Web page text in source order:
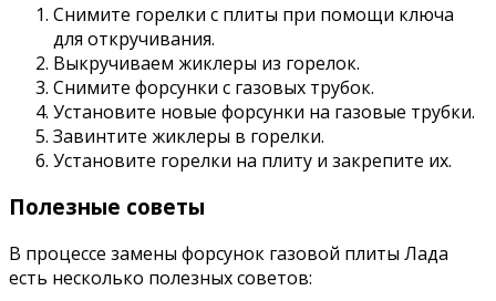
Снимите горелки с плиты при помощи ключа
для откручивания.
Выкручиваем жиклеры из горелок.
Снимите форсунки с газовых трубок.
Установите новые форсунки на газовые трубки.
Завинтите жиклеры в горелки.
Установите горелки на плиту и закрепите их.
Полезные советы
В процессе замены форсунок газовой плиты Лада
есть несколько полезных советов: